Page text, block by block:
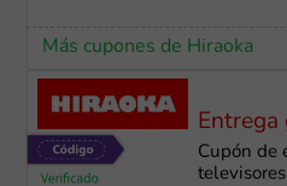
Más cupones de Hiraoka
Entrega
Cupón de
televisores